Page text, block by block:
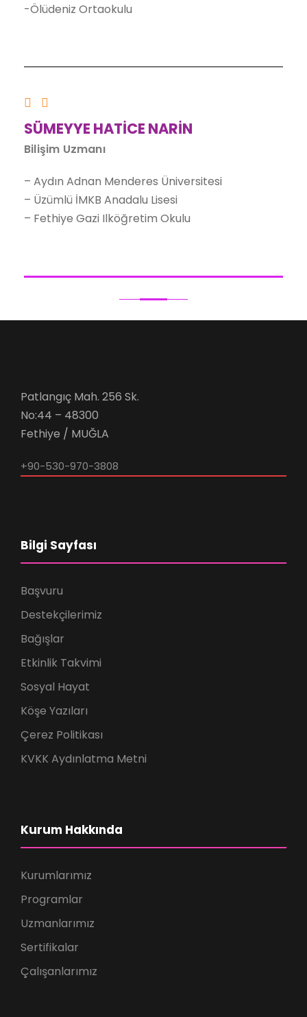
-Ölüdeniz Ortaokulu
SÜMEYYE HATİCE NARİN
Bilişim Uzmanı
– Aydın Adnan Menderes Üniversitesi
– Üzümlü İMKB Anadalu Lisesi
– Fethiye Gazi Ilköğretim Okulu
Patlangıç Mah. 256 Sk.
No:44 – 48300
Fethiye / MUĞLA
+90-530-970-3808
Bilgi Sayfası
Başvuru
Destekçilerimiz
Bağışlar
Etkinlik Takvimi
Sosyal Hayat
Köşe Yazıları
Çerez Politikası
KVKK Aydınlatma Metni
Kurum Hakkında
Kurumlarımız
Programlar
Uzmanlarımız
Sertifikalar
Çalışanlarımız